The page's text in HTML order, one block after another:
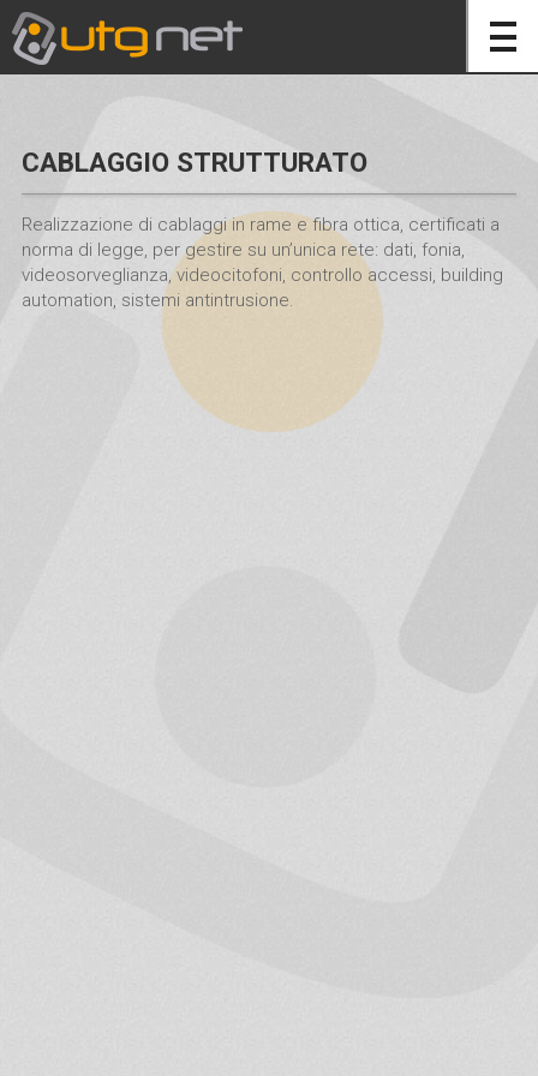
CABLAGGIO STRUTTURATO
Realizzazione di cablaggi in rame e fibra ottica, certificati a
norma di legge, per gestire su un’unica rete: dati, fonia,
videosorveglianza, videocitofoni, controllo accessi, building
automation, sistemi antintrusione.